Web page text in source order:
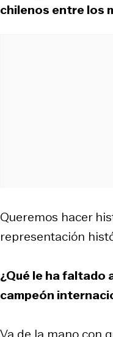
chilenos entre los
Queremos hacer
representación
¿Qué le ha faltado
campeón